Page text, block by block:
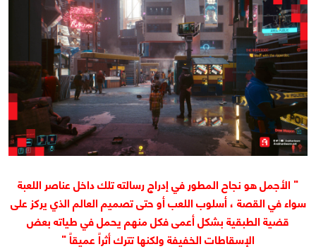
" الأجمل هو نجاح المطور في إدراج رسالته تلك داخل عناصر اللعبة
سواء في القصة ، أسلوب اللعب أو حتى تصميم العالم الذي يركز على
قضية الطبقية بشكل أعمى فكل منهم يحمل في طياته بعض
الإسقاطات الخفيفة ولكنها تترك أثراً عميقاً "